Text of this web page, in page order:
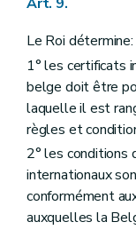
Le Roi détermine:
1° les certificats
belge doit être
laquelle il est
règles et
2° les conditions
internationaux
conformément
auxquelles la